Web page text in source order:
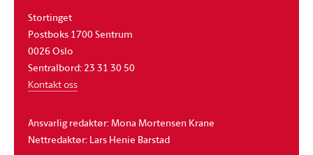
Stortinget
Postboks 1700 Sentrum
0026 Oslo
Sentralbord: 23 31 30 50
Kontakt oss
Ansvarlig redaktør: Mona Mortensen Krane
Nettredaktør: Lars Henie Barstad